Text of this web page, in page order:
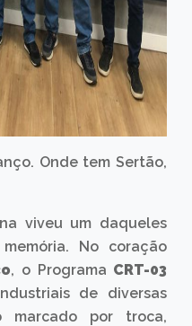
Onde tem Sertão,
viveu um daqueles
No coração
, o Programa CRT-03
de diversas
marcado por troca,